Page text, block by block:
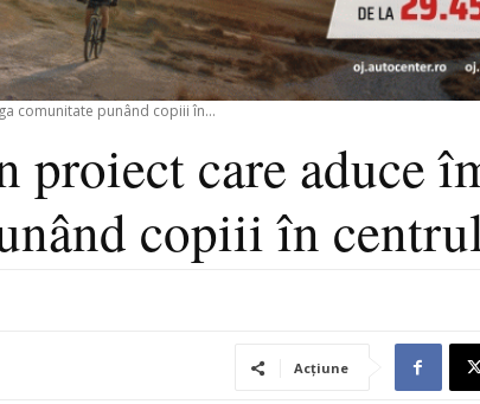
comunitate punând copiii în...
care aduce
copiii în
Acțiune